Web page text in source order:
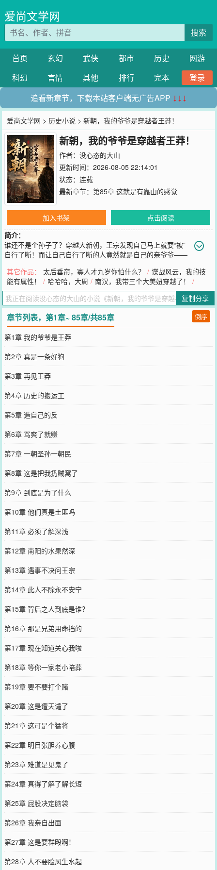
爱尚文学网
搜索
首页 玄幻 武侠 都市 历史
网游
科幻
言情 其他 排行 完本
登录
追看新章节，下载本站客户端无广告APP ↓↓↓
爱尚文学网 > 历史小说 > 新朝，我的爷爷是穿越者王莽！
新朝，我的爷爷是穿越者王莽！
作者： 没心态的大山
更新时间：2026-08-05 22:14:01
状态：连载
最新章节： 第85章 这就是有靠山的感觉
加入书架
点击阅读
简介：
谁还不是个孙子了？穿越大新朝，王宗发现自己马上就要“被”
自行了断！而让自己自行了断的人竟然就是自己的亲爷爷——
子？好，既然如此，那就别怪我“爷慈孙孝”！反正新朝都已经大厦将
倾，与其让那位“刘*位面之子*大魔导师*秀儿”得了天下，不如我自己
先倒反天罡……
您要是觉得《新朝，我的爷爷是穿越者王莽！》还不错的话请不要忘
记向您QQ群和微博微信里的朋友推荐哦！
其它作品： 太后垂帘，寡人才九岁你怕什么？ / 谍战风云，我的技
能有属性！
/ 哈哈哈，大周 / 南汉，我带三个大美妞穿越了！
/
复制分享
章节列表，第1章~ 85章/共85章 倒序
第1章 我的爷爷是王莽
第2章 真是一条好狗
第3章 再见王莽
第4章 历史的搬运工
第5章 造自己的反
第6章 骂爽了就赚
第7章 一朝圣孙一朝民
第8章 这是把我扔贼窝了
第9章 到底是为了什么
第10章 他们真是土匪吗
第11章 必须了解深浅
第12章 南阳的水果然深
第13章 遇事不决问王宗
第14章 此人不除永不安宁
第15章 背后之人到底是谁？
第16章 那是兄弟用命挡的
第17章 现在知道关心我啦
第18章 等你一家老小陪葬
第19章 要不要打个赌
第20章 这是遭天谴了
第21章 这可是个猛将
第22章 明目张胆养心腹
第23章 难道是见鬼了
第24章 真得了解了解长短
第25章 屁股决定脑袋
第26章 我亲自出面
第27章 这是要群殴啊！
第28章 人不要脸风生水起